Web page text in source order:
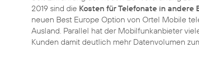
2019 sind die Kosten für Telefonate in andere
neuen Best Europe Option von Ortel Mobile
Ausland. Parallel hat der Mobilfunkanbieter
Kunden damit deutlich mehr Datenvolumen